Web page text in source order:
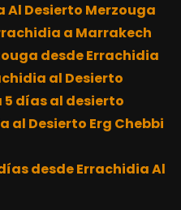
Al Desierto Merzouga
a Marrakech
desde Errachidia
al Desierto
días al desierto
al Desierto Erg Chebbi
desde Errachidia Al